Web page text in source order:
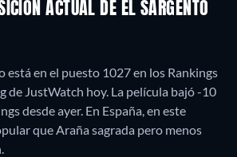
ACTUAL DE EL SARGENTO
está en el puesto 1027 en los Rankings
de JustWatch hoy. La película bajó -10
desde ayer. En España, en este
que Araña sagrada pero menos